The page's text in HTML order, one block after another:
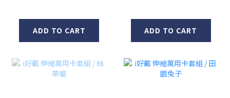
ADD TO CART ADD TO CART